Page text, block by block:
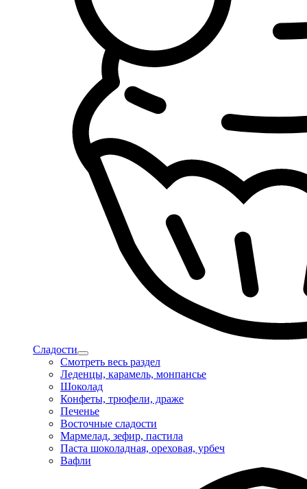
Сладости
Смотреть весь раздел
Леденцы, карамель, монпансье
Шоколад
Конфеты, трюфели, драже
Печенье
Восточные сладости
Мармелад, зефир, пастила
Паста шоколадная, ореховая, урбеч
Вафли